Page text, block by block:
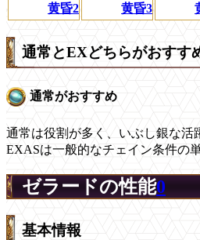
黄昏2 黄昏3
通常とEXどちらがおすす
通常がおすすめ
通常は役割が多く、いぶし銀な活
EXASは一般的なチェイン条件の
ゼラードの性能0
基本情報